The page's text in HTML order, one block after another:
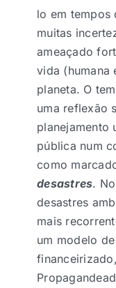
lo em tempos
muitas
ameaçado
vida (humana
planeta. O
uma reflexão
planejamento
pública num
como
desastres.
desastres
mais
um modelo